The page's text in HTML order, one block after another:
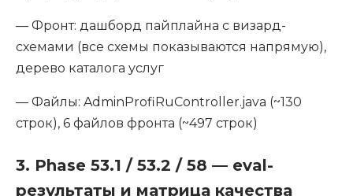
— Фронт: дашборд пайплайна с визард-
схемами (все схемы показываются напрямую),
дерево каталога услуг
— Файлы: AdminProfiRuController.java (~130
строк), 6 файлов фронта (~497 строк)
3. Phase 53.1 / 53.2 / 58 — eval-
результаты и матрица качества